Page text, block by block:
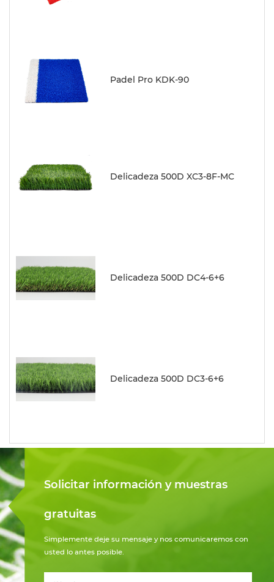
Padel Pro KDK-90
Delicadeza 500D XC3-8F-MC
Delicadeza 500D DC4-6+6
Delicadeza 500D DC3-6+6
Solicitar información y muestras
gratuitas
Simplemente deje su mensaje y nos comunicaremos con
usted lo antes posible.